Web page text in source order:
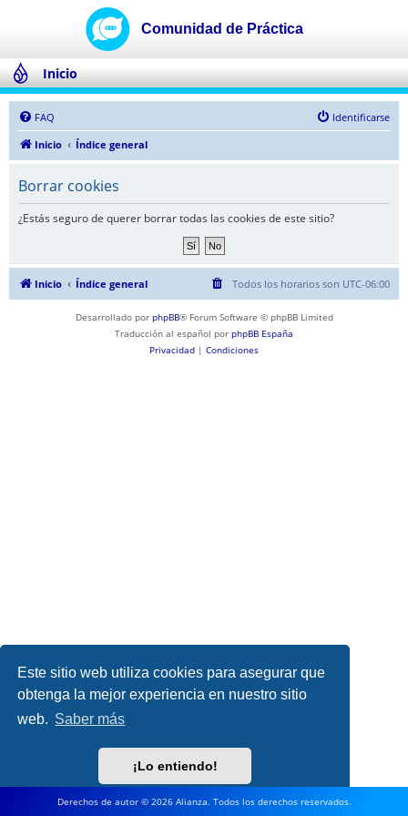
Este sitio web utiliza cookies para asegurar que
obtenga la mejor experiencia en nuestro sitio
web. Saber más
¡Lo entiendo!
Inicio
FAQ
Identificarse
Inicio
Índice general
Borrar cookies
¿Estás seguro de querer borrar todas las cookies de este sitio?
Inicio Índice general Todos los horarios son UTC-06:00
Desarrollado por phpBB® Forum Software © phpBB Limited
Traducción al español por phpBB España
Privacidad | Condiciones
Derechos de autor © 2026 Alianza. Todos los derechos reservados.